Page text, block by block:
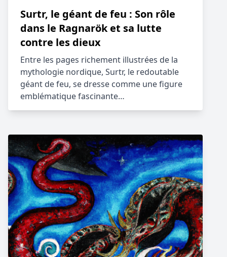
Surtr, le géant de feu : Son rôle
dans le Ragnarök et sa lutte
contre les dieux
Entre les pages richement illustrées de la
mythologie nordique, Surtr, le redoutable
géant de feu, se dresse comme une figure
emblématique fascinante…